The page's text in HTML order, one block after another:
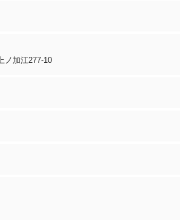
ノ加江277-10